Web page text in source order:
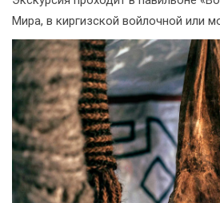
Мира, в киргизской войлочной или